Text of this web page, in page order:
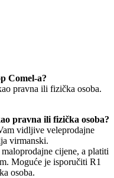
Comel-a?
pravna ili fizička osoba.
pravna ili fizička osoba?
vidljive veleprodajne
virmanski.
cijene, a platiti
Moguće je isporučiti R1
osoba.